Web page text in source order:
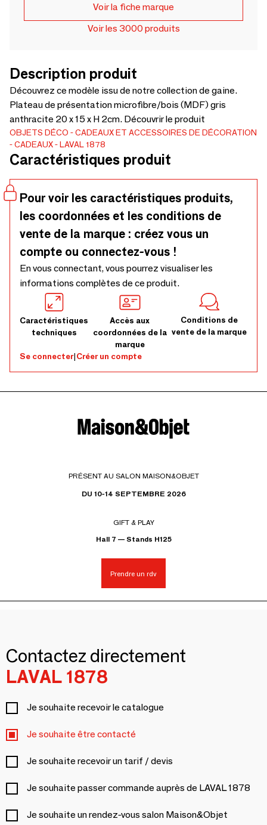
Voir la fiche marque
Voir les 3000 produits
Description produit
Découvrez ce modèle issu de notre collection de gaine.
Plateau de présentation microfibre/bois (MDF) gris
anthracite 20 x 15 x H 2cm. Découvrir le produit
OBJETS DÉCO
CADEAUX ET ACCESSOIRES DE DÉCORATION
CADEAUX
LAVAL 1878
Caractéristiques produit
Pour voir les caractéristiques produits,
les coordonnées et les conditions de
vente de la marque : créez vous un
compte ou connectez-vous !
En vous connectant, vous pourrez visualiser les
informations complètes de ce produit.
Caractéristiques
techniques
Accès aux
coordonnées de la
marque
Conditions de
vente de la marque
Se connecter|Créer un compte
PRÉSENT AU SALON MAISON&OBJET
DU 10-14 SEPTEMBRE 2026
GIFT & PLAY
Hall 7 — Stands H125
Prendre un rdv
Contactez directement
LAVAL 1878
Je souhaite recevoir le catalogue
Je souhaite être contacté
Je souhaite recevoir un tarif / devis
Je souhaite passer commande auprès de LAVAL 1878
Je souhaite un rendez-vous salon Maison&Objet